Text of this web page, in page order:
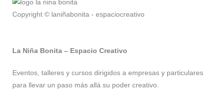
Copyright © laniñabonita - espaciocreativo
La Niña Bonita – Espacio Creativo
Eventos, talleres y cursos dirigidos a empresas y particulares
para llevar un paso más allá su poder creativo.